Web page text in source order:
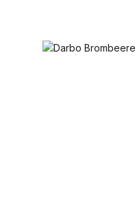
Bildergalerie überspringen